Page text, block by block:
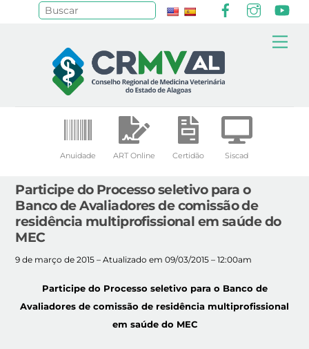
Anuidade ART Online Certidão Siscad
Participe do Processo seletivo para o
Banco de Avaliadores de comissão de
residência multiprofissional em saúde do
MEC
9 de março de 2015 – Atualizado em 09/03/2015 – 12:00am
Participe do Processo seletivo para o Banco de
Avaliadores de comissão de residência multiprofissional
em saúde do MEC